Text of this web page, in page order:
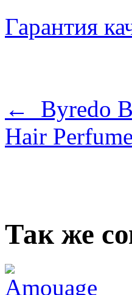
Гарантия
← Byredo
Hair
Так же